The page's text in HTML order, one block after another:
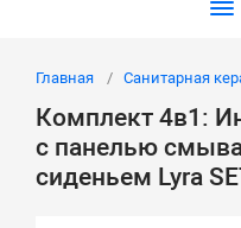
Главная Санитарная
Комплект 4в1:
с панелью смыва
сиденьем Lyra